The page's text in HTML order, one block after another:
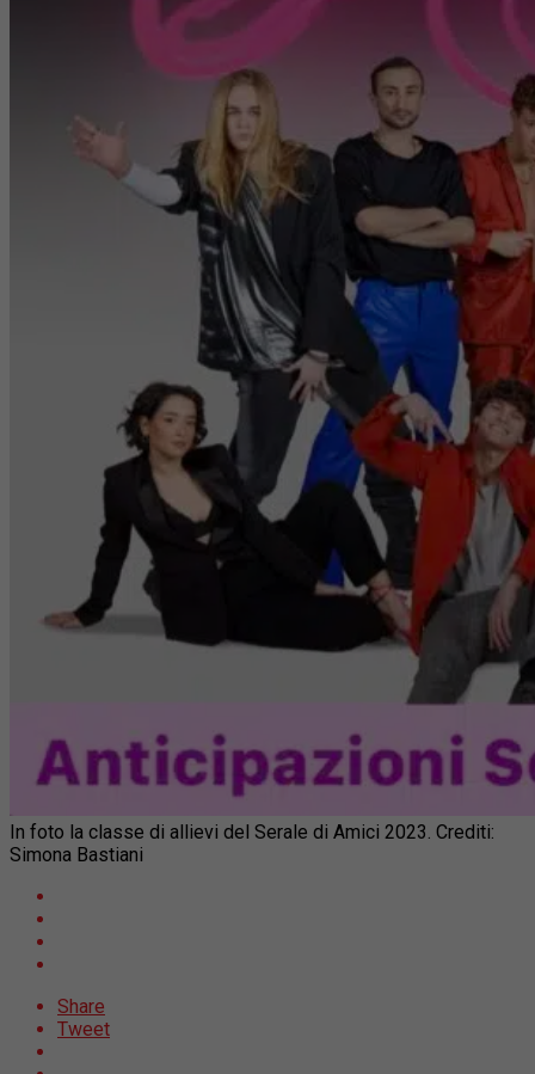
In foto la classe di allievi del Serale di Amici 2023. Crediti:
Simona Bastiani
Share
Tweet